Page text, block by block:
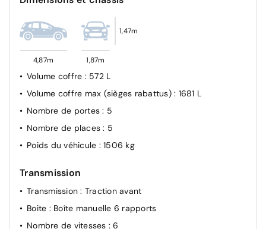
Airbag passager déconnectable
4,87m 1,87m
1,47m
Volume coffre : 572 L
Volume coffre max (sièges rabattus) : 1681 L
Nombre de portes: 5
Nombre de places: 5
Poids du véhicule : 1506 kg
Transmission
Transmission: Traction avant
Boite : Boîte manuelle 6 rapports
Nombre de vitesses : 6